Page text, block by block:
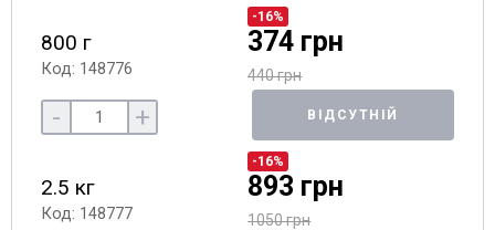
800 г
Код: 148776
-16%
374 грн
440 грн
- + ВІДСУТНІЙ
2.5 кг
Код: 148777
-16%
893 грн
1050 грн